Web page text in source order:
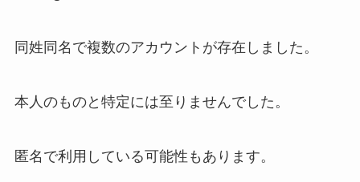
同姓同名で複数のアカウントが存在しました。
本人のものと特定には至りませんでした。
匿名で利用している可能性もあります。